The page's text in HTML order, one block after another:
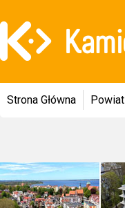
Strona Główna Powiat